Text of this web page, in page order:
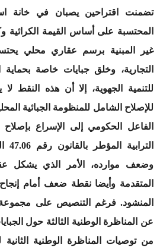
تضمنت اقتراحين يصبان في خانة
المحتسبة على أساس القيمة الكرائية
غير المبنية برسم عقاري محلي
التجارية، وخلق جبايات خاصة بحماية
للتنمية الجهوية، إلا أن هذه النقط
للإصلاح الشامل للمنظومة الجبائية
الفاعل الحكومي إلى الإسراع
وضعف موارده، الأمر الذي يشكل
المتقدمة وأيضا نقطة ضعف أمام إنجاح
المنشود. فرغم التنصيص على
عن المناظرة الوطنية الثالثة حول